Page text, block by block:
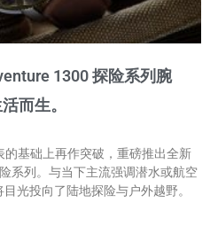
1300 探险系列腕
而生。
基础上再作突破，重磅推出全新
系列。与当下主流强调潜水或航空
光投向了陆地探险与户外越野。